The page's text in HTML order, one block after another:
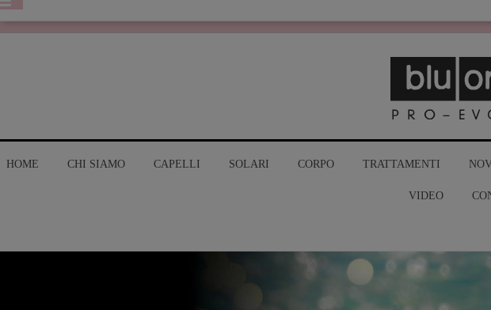
HOME CHI SIAMO CAPELLI SOLARI CORPO TRATTAMENTI
VIDEO